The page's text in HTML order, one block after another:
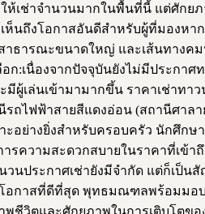
เช่าจำนวนมากในพื้นที่นี้ แต่ศัก
ห็นถึงโอกาสอันดีสำหรับผู้ที่มองห
รณะขนาดใหญ่ และเส้นทางคม
เนื่องจากปัจจุบันยังไม่มีประกาศท
เล่นเข้ามามากขึ้น ราคาเช่าทา
ถไฟฟ้าสายสีแดงอ่อน (สถานีศา
ย่างยิ่งสำหรับครอบครัว นักศึกษ
ความสะดวกสบายในราคาที่เข้า
ประกาศเช่ายังมีจำกัด แต่ก็เป็
อกาสที่ดีที่สุด พุทธมณฑลพร้อมมอ
ชีวิตและศักยภาพในการเติบโตข